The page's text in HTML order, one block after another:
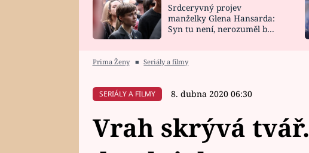
HOROSKOP NA
CELEBRITY
VAŘENÍ
Srdceryvný projev
manželky Glena Hansarda:
Syn tu není, nerozuměl by
Prima Ženy ■ Seriály a filmy
SERIÁLY A FILMY 8. dubna 2020 06:30
Vrah skrývá